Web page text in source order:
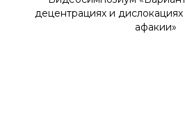
децентрациях и
афакии»